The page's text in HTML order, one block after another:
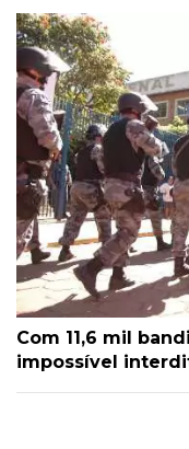
Com 11,6 mil
impossível